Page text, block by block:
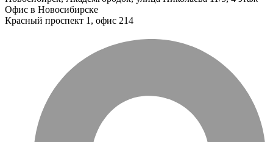
Офис в Новосибирске
Красный проспект 1, офис 214